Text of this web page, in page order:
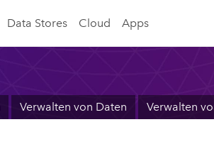
Data Stores Cloud Apps
Verwalten von Daten Verwalten